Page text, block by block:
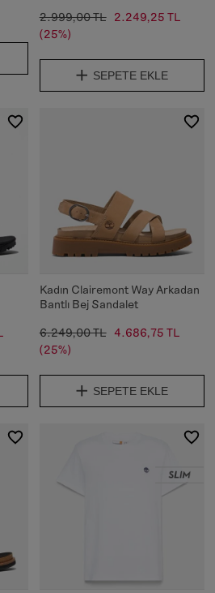
2.999,00 TL
2.249,25 TL
(25%)
SEPETE EKLE
Kadın Clairemont Way Arkadan
Bantlı Bej Sandalet
6.249,00 TL 4.686,75 TL
(25%)
SEPETE EKLE